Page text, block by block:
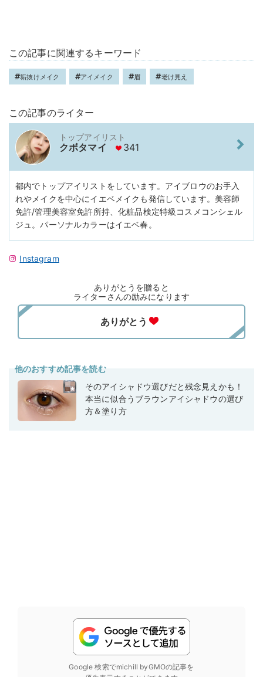
この記事に関連するキーワード
垢抜けメイク アイメイク 眉 老け見え
この記事のライター
トップアイリスト
クボタマイ 341
都内でトップアイリストをしています。アイブロウのお手入
れやメイクを中心にイエベメイクも発信しています。美容師
免許/管理美容室免許所持、化粧品検定特級コスメコンシェル
ジュ。パーソナルカラーはイエベ春。
Instagram
ありがとうを贈ると
ライターさんの励みになります
他のおすすめ記事を読む
そのアイシャドウ選びだと残念見えかも！
本当に似合うブラウンアイシャドウの選び
方＆塗り方
Google 検索でmichill byGMOの記事を